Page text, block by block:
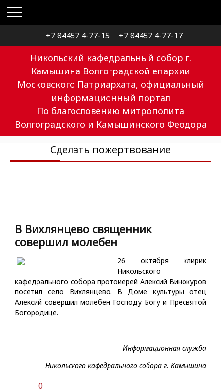
+7 84457 4-77-15 +7 84457 4-77-17
Никольский кафедральный собор г.
Камышина Волгоградской епархии
Московского Патриархата, официальный
информационный портал
По благословению митрополита
Волгоградского и Камышинского Феодора
Сделать пожертвование
В Вихлянцево священник
совершил молебен
26 октября клирик
Никольского
кафедрального собора протоиерей Алексий Винокуров
посетил село Вихлянцево. В Доме культуры отец
Алексий совершил молебен Господу Богу и Пресвятой
Богородице.
Информационная служба
Никольского кафедрального собора г. Камышина
0